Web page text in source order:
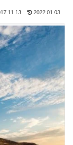
2022.01.03